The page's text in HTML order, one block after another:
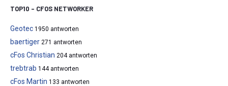
TOP10 – CFOS NETWORKER
Geotec 1950 antworten
baertiger 271 antworten
cFos Christian 204 antworten
trebtrab 144 antworten
cFos Martin 133 antworten